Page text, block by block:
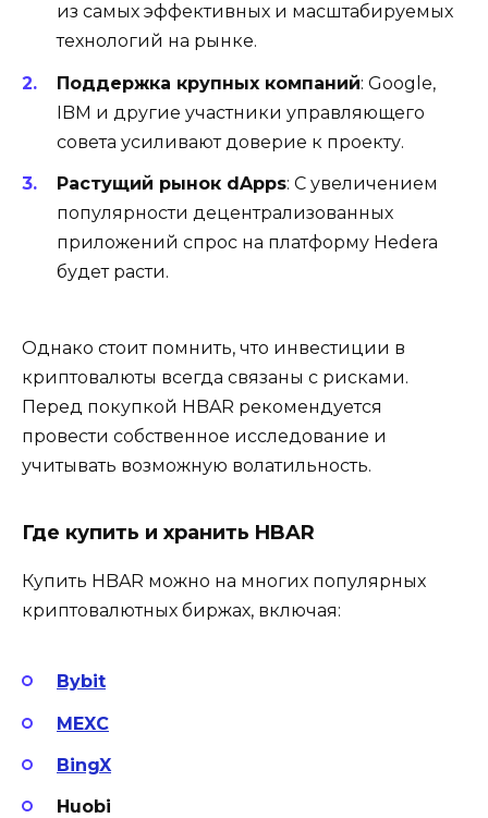
из самых эффективных и масштабируемых
технологий на рынке.
Поддержка крупных компаний: Google,
IBM и другие участники управляющего
совета усиливают доверие к проекту.
Растущий рынок dApps: С увеличением
популярности децентрализованных
приложений спрос на платформу Hedera
будет расти.
Однако стоит помнить, что инвестиции в
криптовалюты всегда связаны с рисками.
Перед покупкой HBAR рекомендуется
провести собственное исследование и
учитывать возможную волатильность.
Где купить и хранить HBAR
Купить HBAR можно на многих популярных
криптовалютных биржах, включая:
Bybit
MEXC
BingX
Huobi